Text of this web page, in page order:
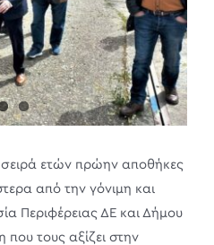
σειρά ετών πρώην αποθήκες
από την γόνιμη και
Περιφέρειας ΔΕ και Δήμου
που τους αξίζει στην